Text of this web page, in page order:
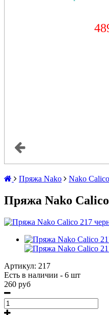
Пряжа Nako Nako Calico
Пряжа Nako
Артикул: 217
Есть в наличии - 6 шт
260 руб